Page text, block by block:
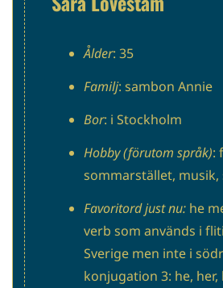
Ålder: 35
Familj: sambon Annie
Bor: i Stockholm
Hobby (förutom språk):
sommarstället, musik,
Favoritord just nu: he
verb som används i
Sverige men inte i
konjugation 3: he,